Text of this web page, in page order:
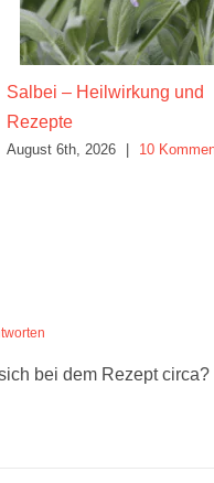
Salbei – Heilwirkung und
Rezepte
August 6th, 2026 10
bei dem Rezept circa?